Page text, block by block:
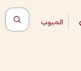
المبوب